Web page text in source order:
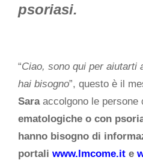
psoriasi.
“Ciao, sono qui per aiutarti
hai bisogno”, questo è il
Saraaccolgono le persone
ematologiche o con
hanno bisogno di
portali www.lmcome.it e